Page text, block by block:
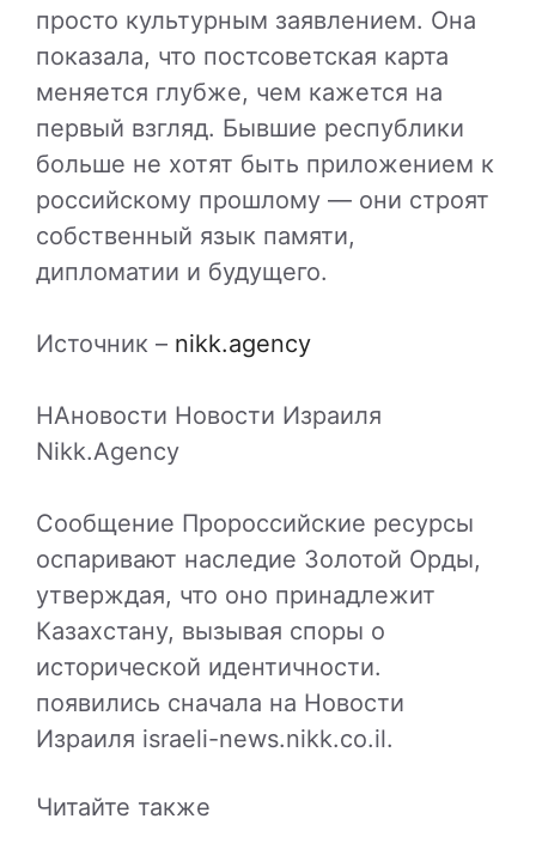
просто культурным заявлением. Она
показала, что постсоветская карта
меняется глубже, чем кажется на
первый взгляд. Бывшие республики
больше не хотят быть приложением к
российскому прошлому — они строят
собственный язык памяти,
дипломатии и будущего.
Источник – nikk.agency
НАновости Новости Израиля
Nikk.Agency
Сообщение Пророссийские ресурсы
оспаривают наследие Золотой Орды,
утверждая, что оно принадлежит
Казахстану, вызывая споры о
исторической идентичности.
появились сначала на Новости
Израиля israeli-news.nikk.co.il.
Читайте также